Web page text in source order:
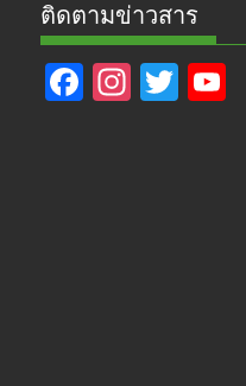
ติดตามข่าวสาร
F In T